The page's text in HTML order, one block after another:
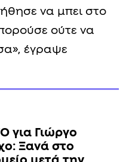
λεπτά αργότερα
Δέλλας και η
έκανε να «λυγίσει».
πήρε στα χέρια
που δεν
να μπει στο
ούτε να
έγραψε